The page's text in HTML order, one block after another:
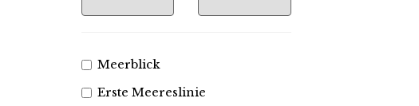
Meerblick
Erste Meereslinie